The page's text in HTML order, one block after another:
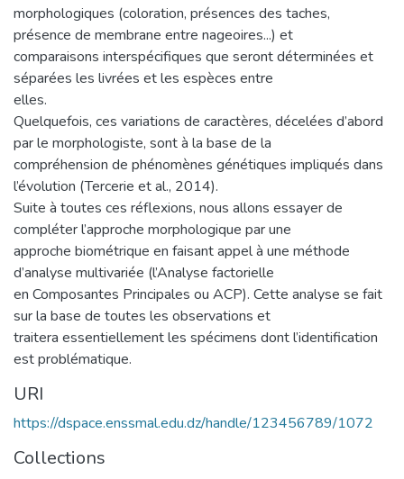
morphologiques (coloration, présences des taches,
présence de membrane entre nageoires...) et
comparaisons interspécifiques que seront déterminées et
séparées les livrées et les espèces entre
elles.
Quelquefois, ces variations de caractères, décelées d’abord
par le morphologiste, sont à la base de la
compréhension de phénomènes génétiques impliqués dans
l’évolution (Tercerie et al., 2014).
Suite à toutes ces réflexions, nous allons essayer de
compléter l’approche morphologique par une
approche biométrique en faisant appel à une méthode
d’analyse multivariée (l’Analyse factorielle
en Composantes Principales ou ACP). Cette analyse se fait
sur la base de toutes les observations et
traitera essentiellement les spécimens dont l’identification
est problématique.
URI
https://dspace.enssmal.edu.dz/handle/123456789/1072
Collections